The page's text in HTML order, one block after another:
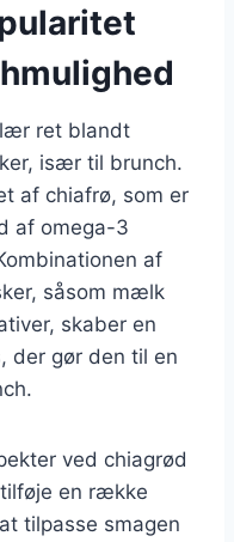
ret blandt
især til brunch.
af chiafrø, som er
af omega-3
af
såsom mælk
skaber en
der gør den til en
ved chiagrød
en række
tilpasse smagen